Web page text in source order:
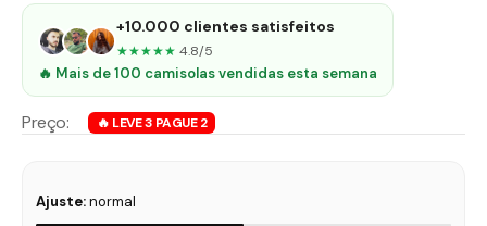
+10.000 clientes satisfeitos
★★★★★ 4.8/5
🔥 Mais de 100 camisolas vendidas esta semana
Ajuste:normal